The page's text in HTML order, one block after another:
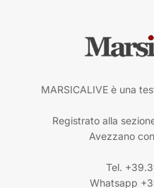
MARSICALIVE è una
Registrato alla
Avezzano
Tel.
Whatsapp